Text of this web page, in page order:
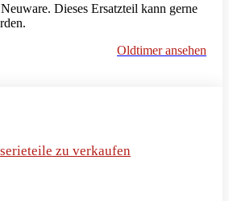
Dieses Ersatzteil kann gerne
Oldtimer ansehen
zu verkaufen